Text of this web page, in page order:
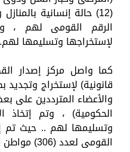
(12) حالة إنسانية
الرقم القومى لهم ،
لإستخراجها وتسليمها لهم.
كما واصل مركز إصدار
قانونية) لإستخراج وتجديد
والأعضاء المترددين على
الحكومية) ، وتم إتخاذ
وتسليمها لهم .. حيث تم
القومى لعدد (306) مواطن ومواطنة.